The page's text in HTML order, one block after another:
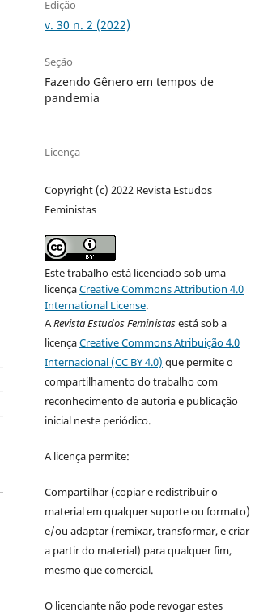
Edição
v. 30 n. 2 (2022)
Seção
Fazendo Gênero em tempos de
pandemia
Licença
Copyright (c) 2022 Revista Estudos
Feministas
Este trabalho está licenciado sob uma
licençaCreative Commons Attribution 4.0
International License.
ARevista Estudos Feministasestá sob a
licençaCreative Commons Atribuição 4.0
Internacional (CC BY 4.0) que permite o
compartilhamento do trabalho com
reconhecimento de autoria e publicação
inicial neste periódico.
A licença permite:
Compartilhar (copiar e redistribuir o
material em qualquer suporte ou formato)
e/ou adaptar (remixar, transformar, e criar
a partir do material) para qualquer fim,
mesmo que comercial.
O licenciante não pode revogar estes